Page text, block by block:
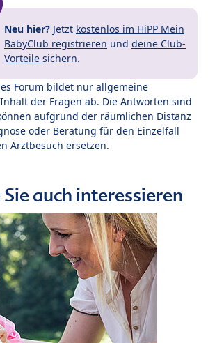
Neu hier? Jetzt kostenlos im HiPP Mein
BabyClub registrieren und deine Club-
Vorteile sichern.
Forum bildet nur allgemeine
der Fragen ab. Die Antworten sind
aufgrund der räumlichen Distanz
oder Beratung für den Einzelfall
Arztbesuch ersetzen.
auch interessieren